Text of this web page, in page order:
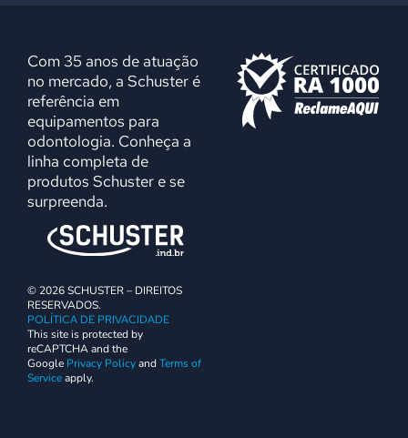
Com 35 anos de atuação
no mercado, a Schuster é
referência em
equipamentos para
odontologia. Conheça a
linha completa de
produtos Schuster e se
surpreenda.
© 2026 SCHUSTER – DIREITOS
RESERVADOS.
POLÍTICA DE PRIVACIDADE
This site is protected by
reCAPTCHA and the
Google Privacy Policyand Terms of
Serviceapply.